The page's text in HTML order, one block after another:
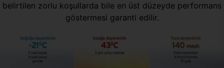
belirtilen zorlu koşullarda bile en üst düzeyde performans
göstermesi garanti edilir.